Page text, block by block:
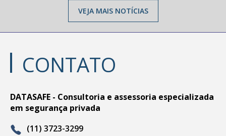
VEJA MAIS NOTÍCIAS
CONTATO
DATASAFE - Consultoria e assessoria especializada
em segurança privada
(11) 3723-3299